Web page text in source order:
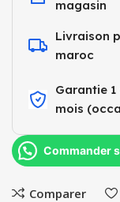
magasin
Livraison
maroc
Garantie 1
mois
Commander
Comparer